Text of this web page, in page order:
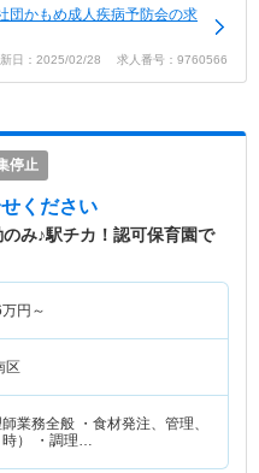
団かもめ成人疾病予防会の求
日：2025/02/28 求人番号：9760566
停止
ください
み♪駅チカ！認可保育園で
万円～
区
業務全般 ・食材発注、管理、
時） ・調理…